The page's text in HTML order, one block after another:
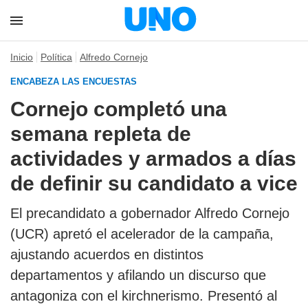
Inicio Política Alfredo Cornejo
ENCABEZA LAS ENCUESTAS
Cornejo completó una
semana repleta de
actividades y armados a días
de definir su candidato a vice
El precandidato a gobernador Alfredo Cornejo
(UCR) apretó el acelerador de la campaña,
ajustando acuerdos en distintos
departamentos y afilando un discurso que
antagoniza con el kirchnerismo. Presentó al